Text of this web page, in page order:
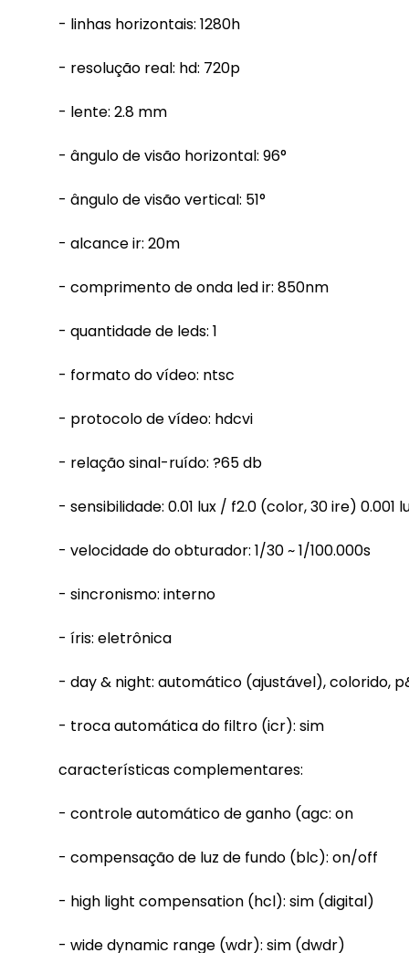
- linhas horizontais: 1280h
- resolução real: hd: 720p
- lente: 2.8 mm
- ângulo de visão horizontal: 96°
- ângulo de visão vertical: 51°
- alcance ir: 20m
- comprimento de onda led ir: 850nm
- quantidade de leds: 1
- formato do vídeo: ntsc
- protocolo de vídeo: hdcvi
- relação sinal-ruído: ?65 db
- sensibilidade: 0.01 lux / f2.0 (color, 30 ire) 0.001
- velocidade do obturador: 1/30 ~ 1/100.000s
- sincronismo: interno
- íris: eletrônica
- day & night: automático (ajustável), colorido,
- troca automática do filtro (icr): sim
características complementares:
- controle automático de ganho (agc: on
- compensação de luz de fundo (blc): on/off
- high light compensation (hcl): sim (digital)
- wide dynamic range (wdr): sim (dwdr)